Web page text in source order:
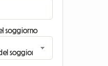
soggiorno